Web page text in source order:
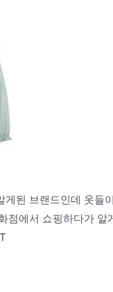
된 브랜드인데 옷들
에서 쇼핑하다가